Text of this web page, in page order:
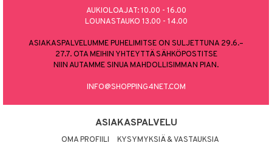
AUKIOLOAJAT: 10.00 - 16.00
LOUNASTAUKO 13.00 - 14.00
ASIAKASPALVELUMME PUHELIMITSE ON SULJETTUNA 29.6.–
27.7. OTA MEIHIN YHTEYTTÄ SÄHKÖPOSTITSE
NIIN AUTAMME SINUA MAHDOLLISIMMAN PIAN.
INFO@SHOPPING4NET.COM
ASIAKASPALVELU
OMA PROFIILI
KYSYMYKSIÄ & VASTAUKSIA